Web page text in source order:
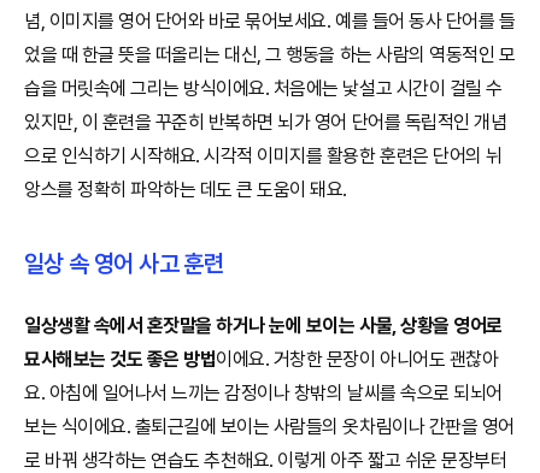
념, 이미지를 영어 단어와 바로 묶어보세요. 예를 들어 동사 단어를 들
었을 때 한글 뜻을 떠올리는 대신, 그 행동을 하는 사람의 역동적인 모
습을 머릿속에 그리는 방식이에요. 처음에는 낯설고 시간이 걸릴 수
있지만, 이 훈련을 꾸준히 반복하면 뇌가 영어 단어를 독립적인 개념
으로 인식하기 시작해요. 시각적 이미지를 활용한 훈련은 단어의 뉘
앙스를 정확히 파악하는 데도 큰 도움이 돼요.
일상 속 영어 사고 훈련
일상생활 속에서 혼잣말을 하거나 눈에 보이는 사물, 상황을 영어로
묘사해보는 것도 좋은 방법이에요. 거창한 문장이 아니어도 괜찮아
요. 아침에 일어나서 느끼는 감정이나 창밖의 날씨를 속으로 되뇌어
보는 식이에요. 출퇴근길에 보이는 사람들의 옷차림이나 간판을 영어
로 바꿔 생각하는 연습도 추천해요. 이렇게 아주 짧고 쉬운 문장부터